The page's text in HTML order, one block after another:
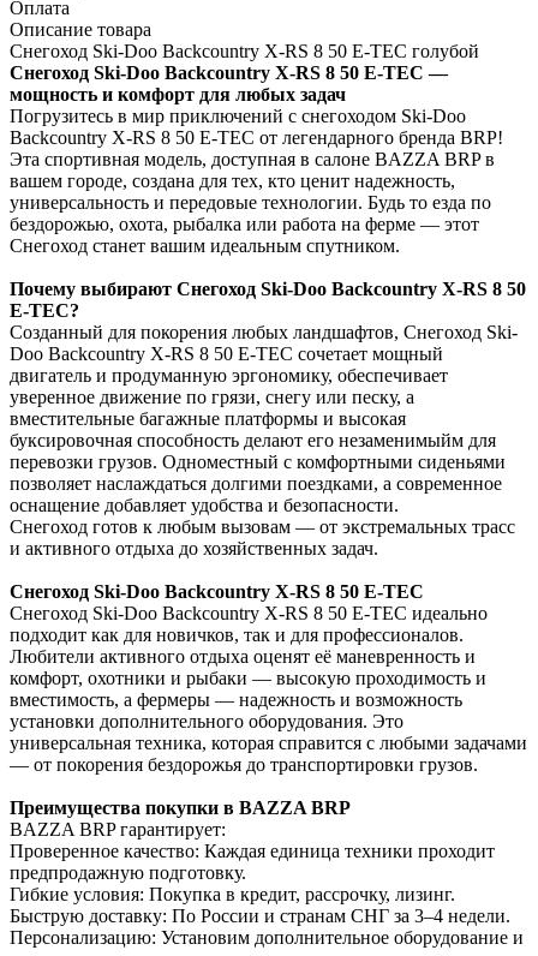
Оплата
Описание товара
Снегоход Ski-Doo Backcountry X-RS 8 50 E-TEC голубой
Снегоход Ski-Doo Backcountry X-RS 8 50 E-TEC —
мощность и комфорт для любых задач
Погрузитесь в мир приключений с снегоходом Ski-Doo
Backcountry X-RS 8 50 E-TEC от легендарного бренда BRP!
Эта спортивная модель, доступная в салоне BAZZA BRP в
вашем городе, создана для тех, кто ценит надежность,
универсальность и передовые технологии. Будь то езда по
бездорожью, охота, рыбалка или работа на ферме — этот
Снегоход станет вашим идеальным спутником.
Почему выбирают Снегоход Ski-Doo Backcountry X-RS 8 50
E-TEC?
Созданный для покорения любых ландшафтов, Снегоход Ski-
Doo Backcountry X-RS 8 50 E-TEC сочетает мощный
двигатель и продуманную эргономику, обеспечивает
уверенное движение по грязи, снегу или песку, а
вместительные багажные платформы и высокая
буксировочная способность делают его незаменимыйм для
перевозки грузов. Одноместный с комфортными сиденьями
позволяет наслаждаться долгими поездками, а современное
оснащение добавляет удобства и безопасности.
Снегоход готов к любым вызовам — от экстремальных трасс
и активного отдыха до хозяйственных задач.
Снегоход Ski-Doo Backcountry X-RS 8 50 E-TEC
Снегоход Ski-Doo Backcountry X-RS 8 50 E-TEC идеально
подходит как для новичков, так и для профессионалов.
Любители активного отдыха оценят её маневренность и
комфорт, охотники и рыбаки — высокую проходимость и
вместимость, а фермеры — надежность и возможность
установки дополнительного оборудования. Это
универсальная техника, которая справится с любыми задачами
— от покорения бездорожья до транспортировки грузов.
Преимущества покупки в BAZZA BRP
BAZZA BRP гарантирует:
Проверенное качество: Каждая единица техники проходит
предпродажную подготовку.
Гибкие условия: Покупка в кредит, рассрочку, лизинг.
Быструю доставку: По России и странам СНГ за 3–4 недели.
Персонализацию: Установим дополнительное оборудование и